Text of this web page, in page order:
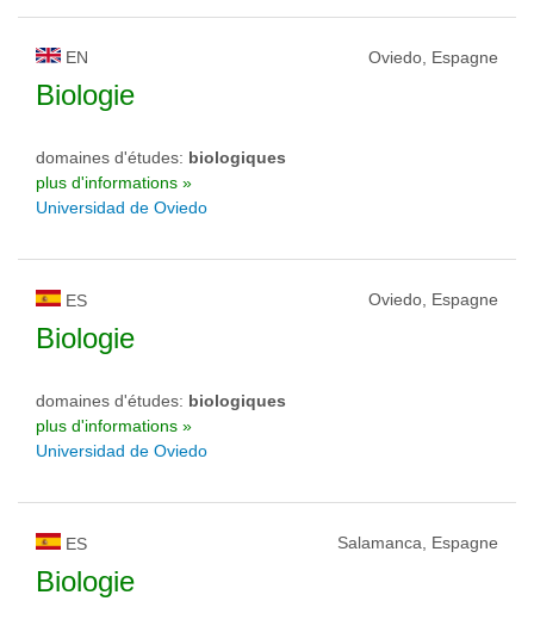
EN Oviedo, Espagne
Biologie
domaines d'études: biologiques
plus d'informations »
Universidad de Oviedo
ES Oviedo, Espagne
Biologie
domaines d'études: biologiques
plus d'informations »
Universidad de Oviedo
ES Salamanca, Espagne
Biologie